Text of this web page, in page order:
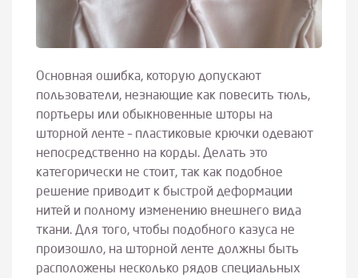
Основная ошибка, которую допускают
пользователи, незнающие как повесить тюль,
портьеры или обыкновенные шторы на
шторной ленте – пластиковые крючки одевают
непосредственно на корды. Делать это
категорически не стоит, так как подобное
решение приводит к быстрой деформации
нитей и полному изменению внешнего вида
ткани. Для того, чтобы подобного казуса не
произошло, на шторной ленте должны быть
расположены несколько рядов специальных